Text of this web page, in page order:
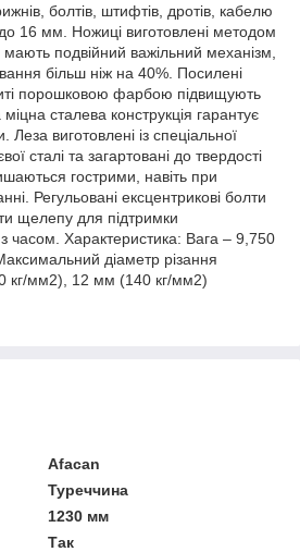
болтів, штифтів, дротів, кабелю
16 мм. Ножиці виготовлені методом
подвійний важільний механізм,
більш ніж на 40%. Посилені
порошковою фарбою підвищують
сталева конструкція гарантує
виготовлені із спеціальної
сталі та загартовані до твердості
гострими, навіть при
Регульовані ексцентрикові болти
щелепу для підтримки
з часом. Характеристика: Вага – 9,750
діаметр різання
кг/мм2), 12 мм (140 кг/мм2)
Afacan
Туреччина
1230 мм
Так